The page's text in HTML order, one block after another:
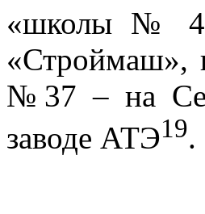
«школы №
«Строймаш»,
№37 – на
заводе АТЭ19.